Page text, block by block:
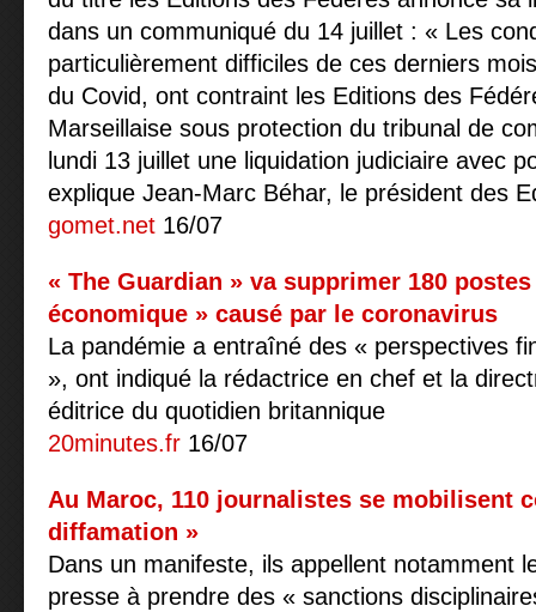
dans un communiqué du 14 juillet : « Les
particulièrement difficiles de ces derniers
du Covid, ont contraint les Editions des
Marseillaise sous protection du tribunal de
lundi 13 juillet une liquidation judiciaire avec
explique Jean-Marc Béhar, le président des
gomet.net 16/07
« The Guardian » va supprimer 180
économique » causé par le coronavirus
La pandémie a entraîné des « perspectives
», ont indiqué la rédactrice en chef et la
éditrice du quotidien britannique
20minutes.fr 16/07
Au Maroc, 110 journalistes se mobilisent
diffamation »
Dans un manifeste, ils appellent notamment
presse à prendre des « sanctions